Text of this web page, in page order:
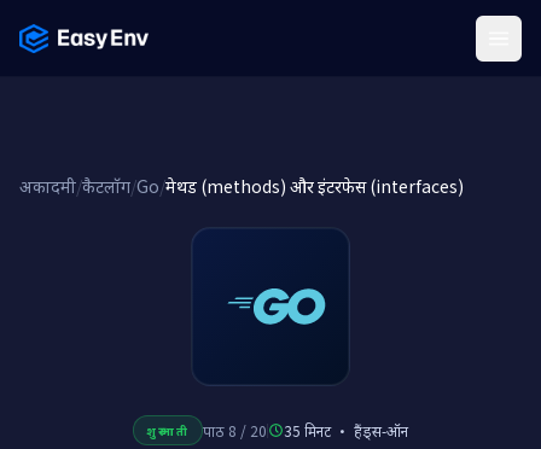
अकादमी/कैटलॉग/Go/मेथड (methods) और इंटरफेस (interfaces)
शुरुआती पाठ 8 / 20 35 मिनट· हैंड्स-ऑन